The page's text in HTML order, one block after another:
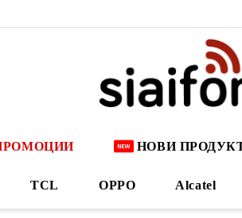
НОВИ
TCL OPPO Alcatel